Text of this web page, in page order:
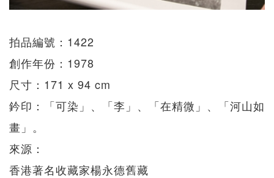
拍品編號：1422
創作年份：1978
尺寸：171 x 94 cm
鈐印：「可染」、「李」、「在精微」、「河山如
畫」。
來源：
香港著名收藏家楊永德舊藏